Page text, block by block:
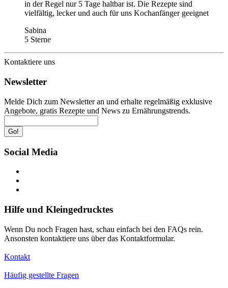
in der Regel nur 5 Tage haltbar ist. Die Rezepte sind
vielfältig, lecker und auch für uns Kochanfänger geeignet
Sabina
5 Sterne
Kontaktiere uns
Newsletter
Melde Dich zum Newsletter an und erhalte regelmäßig exklusive
Angebote, gratis Rezepte und News zu Ernährungstrends.
Go!
Social Media
Hilfe und Kleingedrucktes
Wenn Du noch Fragen hast, schau einfach bei den FAQs rein.
Ansonsten kontaktiere uns über das Kontaktformular.
Kontakt
Häufig gestellte Fragen